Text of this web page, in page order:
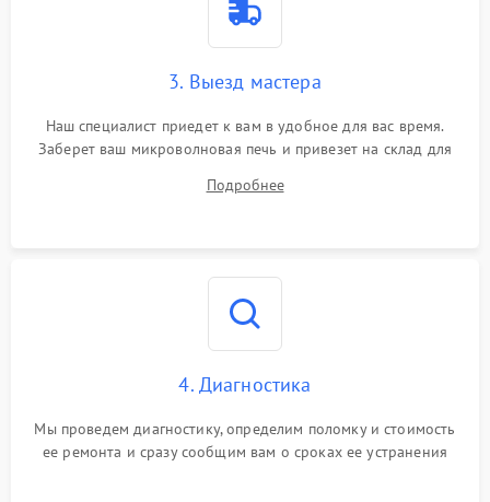
3. Выезд мастера
Наш специалист приедет к вам в удобное для вас время.
Заберет ваш микроволновая печь и привезет на склад для
Подробнее
4. Диагностика
Мы проведем диагностику, определим поломку и стоимость
ее ремонта и сразу сообщим вам о сроках ее устранения